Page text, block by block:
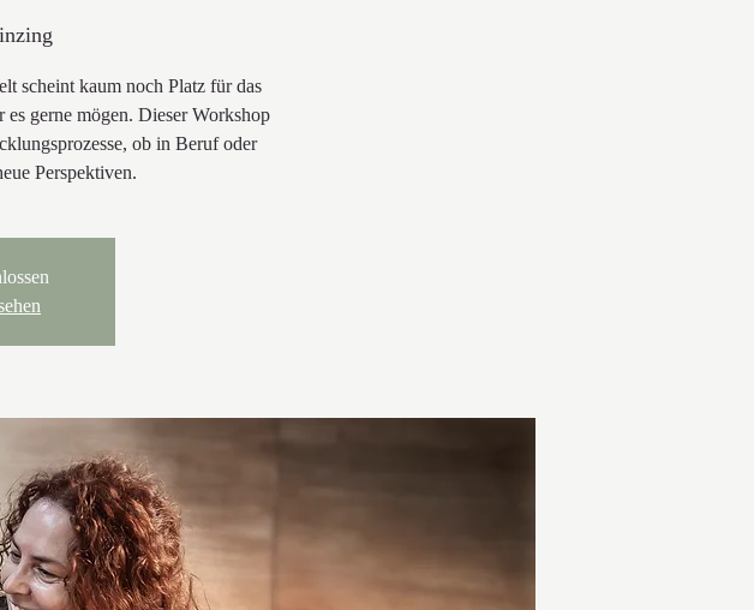
scheint kaum noch Platz für das
gerne mögen. Dieser Workshop
ob in Beruf oder
Perspektiven.